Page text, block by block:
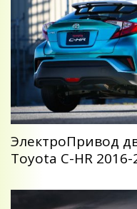
ЭлектроПривод
Toyota C-HR